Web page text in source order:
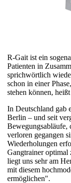
R-Gait ist ein
Patienten in
sprichwörtlich
schon in einer
stehen können,
In Deutschland gab
Berlin – und seit
Bewegungsabläufe,
verloren gegangen
Wiederholungen
Gangtrainer optimal
liegt uns sehr am
mit diesem
ermöglichen".